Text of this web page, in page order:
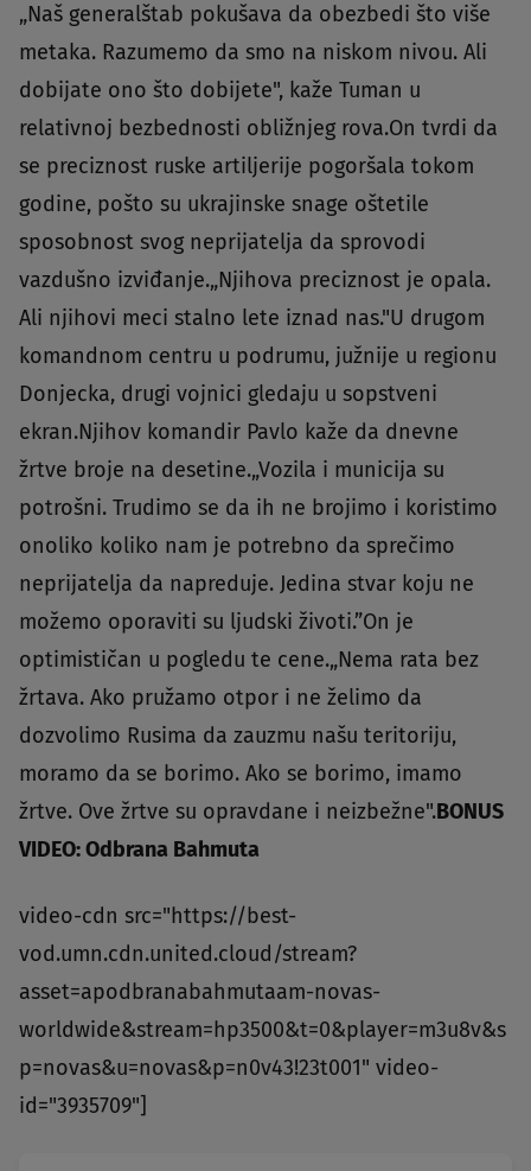
„Naš generalštab pokušava da obezbedi što više
metaka. Razumemo da smo na niskom nivou. Ali
dobijate ono što dobijete", kaže Tuman u
relativnoj bezbednosti obližnjeg rova.On tvrdi da
se preciznost ruske artiljerije pogoršala tokom
godine, pošto su ukrajinske snage oštetile
sposobnost svog neprijatelja da sprovodi
vazdušno izviđanje.„Njihova preciznost je opala.
Ali njihovi meci stalno lete iznad nas."U drugom
komandnom centru u podrumu, južnije u regionu
Donjecka, drugi vojnici gledaju u sopstveni
ekran.Njihov komandir Pavlo kaže da dnevne
žrtve broje na desetine.„Vozila i municija su
potrošni. Trudimo se da ih ne brojimo i koristimo
onoliko koliko nam je potrebno da sprečimo
neprijatelja da napreduje. Jedina stvar koju ne
možemo oporaviti su ljudski životi.”On je
optimističan u pogledu te cene.„Nema rata bez
žrtava. Ako pružamo otpor i ne želimo da
dozvolimo Rusima da zauzmu našu teritoriju,
moramo da se borimo. Ako se borimo, imamo
žrtve. Ove žrtve su opravdane i neizbežne".BONUS
VIDEO: Odbrana Bahmuta
video-cdn src="https://best-
vod.umn.cdn.united.cloud/stream?
asset=apodbranabahmutaam-novas-
worldwide&stream=hp3500&t=0&player=m3u8v&s
p=novas&u=novas&p=n0v43!23t001" video-
id="3935709"]